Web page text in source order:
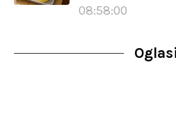
08:58:00
Oglasi